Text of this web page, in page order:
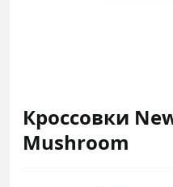
Кроссовки
Mushroom